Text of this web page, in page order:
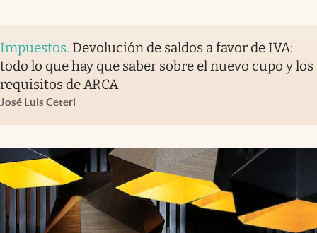
Impuestos. Devolución de saldos a favor de IVA:
todo lo que hay que saber sobre el nuevo cupo y los
requisitos de ARCA
José Luis Ceteri